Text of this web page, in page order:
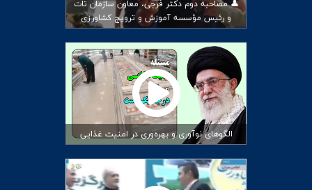
👤 مصاحبه دوم دکتر فرجی، معاون سازمان تات
و رئیس مؤسسه آموزش و ترویج کشاورزی
الگوهای نوآوری و بهره‌وری در امنیت غذایی